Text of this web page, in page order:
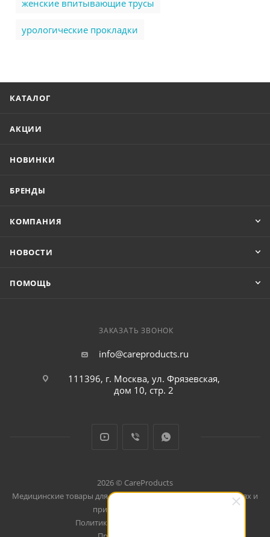
женские впитывающие трусы
урологические прокладки
КАТАЛОГ
АКЦИИ
НОВИНКИ
БРЕНДЫ
КОМПАНИЯ
НОВОСТИ
ПОМОЩЬ
ЗАКАЗАТЬ ЗВОНОК
info@careproducts.ru
111396, г. Москва, ул. Фрязевская,
дом 10, стр. 2
2026 © CareProducts
Медицинские товары для использования дома, в путешествиях и
при занятиях спортом
Политика конфеденциальности